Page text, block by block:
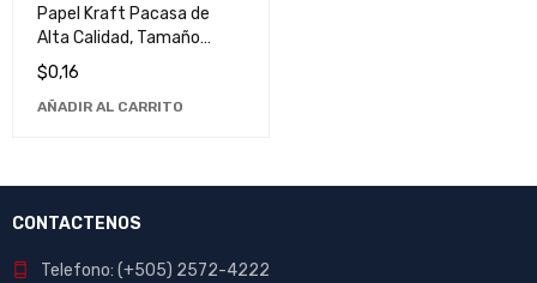
Papel Kraft Pacasa de
Alta Calidad, Tamaño
24x36, Ideal para
Manualidades y Proyectos
de Arte
$0,16
AÑADIR AL CARRITO
CONTACTENOS
Telefono: (+505) 2572-4222